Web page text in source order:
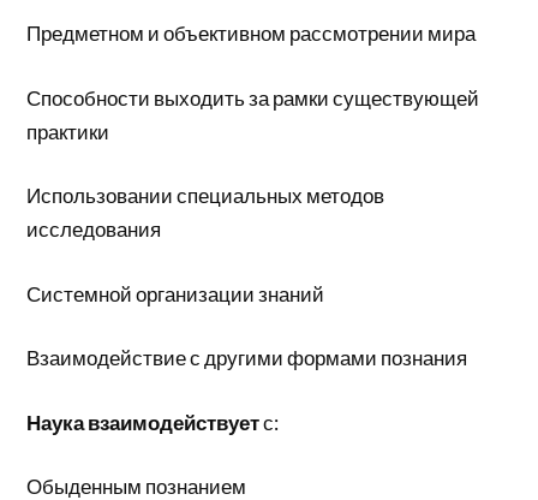
Предметном и объективном рассмотрении мира
Способности выходить за рамки существующей
практики
Использовании специальных методов
исследования
Системной организации знаний
Взаимодействие с другими формами познания
Наука взаимодействуетс:
Обыденным познанием